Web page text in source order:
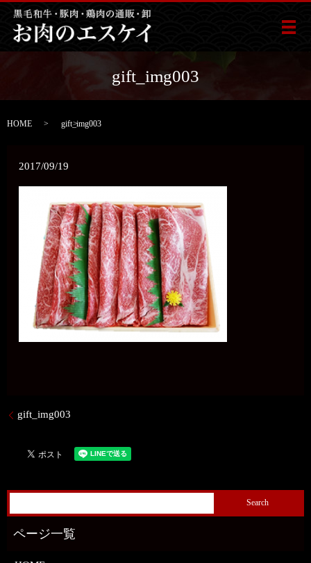
メ
gift_img003
HOME gift_img003
2017/09/19
gift_img003